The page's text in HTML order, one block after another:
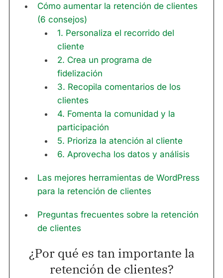
Cómo aumentar la retención de clientes
(6 consejos)
1. Personaliza el recorrido del
cliente
2. Crea un programa de
fidelización
3. Recopila comentarios de los
clientes
4. Fomenta la comunidad y la
participación
5. Prioriza la atención al cliente
6. Aprovecha los datos y análisis
Las mejores herramientas de WordPress
para la retención de clientes
Preguntas frecuentes sobre la retención
de clientes
¿Por qué es tan importante la
retención de clientes?